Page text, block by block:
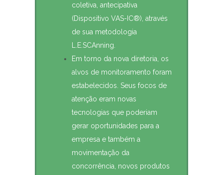
coletiva, antecipativa
(Dispositivo VAS-IC®), através
de sua metodologia
L.E.SCAnning.
Em torno da nova diretoria, os
alvos de monitoramento foram
estabelecidos. Seus focos de
atenção eram novas
tecnologias que poderiam
gerar oportunidades para a
empresa e também a
movimentação da
concorrência, novos produtos